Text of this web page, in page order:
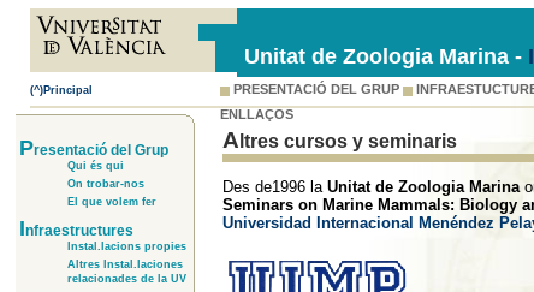
Unitat de Zoologia Marina -
(^)Principal PRESENTACIÓ DEL GRUP
ENLLAÇOS
Presentació del Grup
Qui és qui
On trobar-nos
El que volem fer
Infraestructures
Instal.lacions propies
Altres Instal.laciones
relacionades de la UV
A ltres cursos y seminaris
Des de1996 laUnitat de Zoologia Marina
Seminars on Marine Mammals: Biology
Universidad Internacional Menéndez